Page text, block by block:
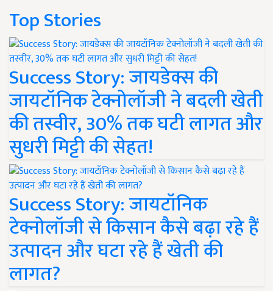
Top Stories
Success Story: जायडेक्स की
जायटॉनिक टेक्नोलॉजी ने बदली खेती
की तस्वीर, 30% तक घटी लागत और
सुधरी मिट्टी की सेहत!
Success Story: जायटॉनिक
टेक्नोलॉजी से किसान कैसे बढ़ा रहे हैं
उत्पादन और घटा रहे हैं खेती की
लागत?